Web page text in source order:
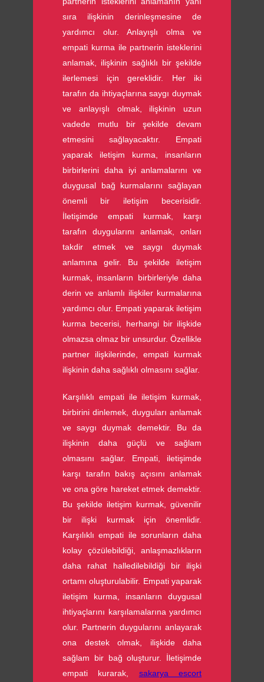
sıra ilişkinin derinleşmesine de
yardımcı olur. Anlayışlı olma ve
empati kurma ile partnerin isteklerini
anlamak, ilişkinin sağlıklı bir şekilde
ilerlemesi için gereklidir. Her iki
tarafın da ihtiyaçlarına saygı duymak
ve anlayışlı olmak, ilişkinin uzun
vadede mutlu bir şekilde devam
etmesini sağlayacaktır. Empati
yaparak iletişim kurma, insanların
birbirlerini daha iyi anlamalarını ve
duygusal bağ kurmalarını sağlayan
önemli bir iletişim becerisidir.
İletişimde empati kurmak, karşı
tarafın duygularını anlamak, onları
takdir etmek ve saygı duymak
anlamına gelir. Bu şekilde iletişim
kurmak, insanların birbirleriyle daha
derin ve anlamlı ilişkiler kurmalarına
yardımcı olur. Empati yaparak iletişim
kurma becerisi, herhangi bir ilişkide
olmazsa olmaz bir unsurdur. Özellikle
partner ilişkilerinde, empati kurmak
ilişkinin daha sağlıklı olmasını sağlar.
Karşılıklı empati ile iletişim kurmak,
birbirini dinlemek, duyguları anlamak
ve saygı duymak demektir. Bu da
ilişkinin daha güçlü ve sağlam
olmasını sağlar. Empati, iletişimde
karşı tarafın bakış açısını anlamak
ve ona göre hareket etmek demektir.
Bu şekilde iletişim kurmak, güvenilir
bir ilişki kurmak için önemlidir.
Karşılıklı empati ile sorunların daha
kolay çözülebildiği, anlaşmazlıkların
daha rahat halledilebildiği bir ilişki
ortamı oluşturulabilir. Empati yaparak
iletişim kurma, insanların duygusal
ihtiyaçlarını karşılamalarına yardımcı
olur. Partnerin duygularını anlayarak
ona destek olmak, ilişkide daha
sağlam bir bağ oluşturur. İletişimde
empati kurarak, sakarya escort